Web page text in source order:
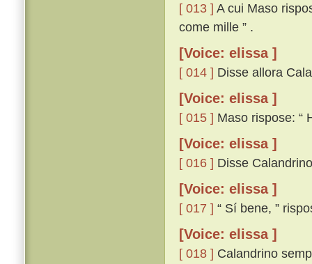
[ 013 ] A cui Maso
come mille ” .
[Voice: elissa ]
[ 014 ] Disse allora
[Voice: elissa ]
[ 015 ] Maso rispose: “
[Voice: elissa ]
[ 016 ] Disse
[Voice: elissa ]
[ 017 ] “ Sí bene, ”
[Voice: elissa ]
[ 018 ] Calandrino